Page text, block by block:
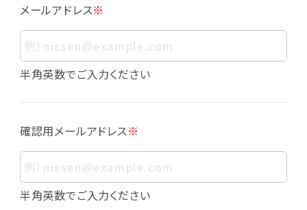
す。また、その情報のみでは識別できない場合で
も、他の情報と容易に照合することで、結果的に
お客様個人を識別できるものも個人情報に含ま
れます。
個人情報の利用目的について
下の通りであり、これらの目的達成の範囲を超
えてお客様の個人情報を利用することはありま
せん。
・会員登録者の個人認証
・会員ポイントプログラムの運営
メールアドレス※
半角英数でご入力ください
確認用メールアドレス※
半角英数でご入力ください